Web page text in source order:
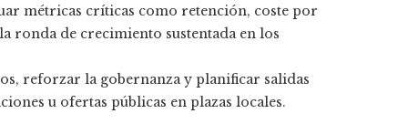
métricas críticas como retención, coste por
de crecimiento sustentada en los
reforzar la gobernanza y planificar salidas
u ofertas públicas en plazas locales.